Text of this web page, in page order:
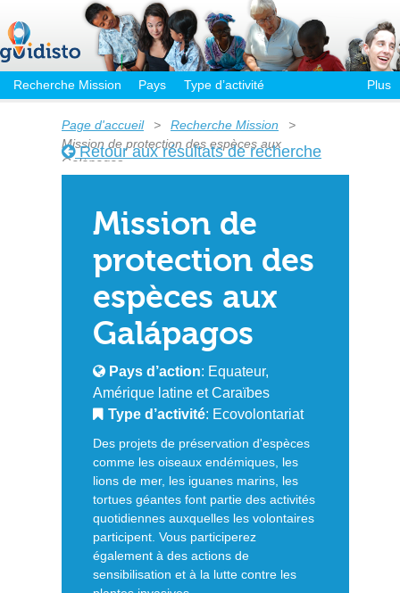
Recherche Mission Pays Type d’activité Plus
Page d'accueil > Recherche Mission
>
Mission de protection des espèces aux
Galápagos
Retour aux résultats de recherche
Mission de
protection des
espèces aux
Galápagos
Pays d’action: Equateur,
Amérique latine et Caraïbes
Type d’activité: Ecovolontariat
Des projets de préservation d'espèces
comme les oiseaux endémiques, les
lions de mer, les iguanes marins, les
tortues géantes font partie des activités
quotidiennes auxquelles les volontaires
participent. Vous participerez
également à des actions de
sensibilisation et à la lutte contre les